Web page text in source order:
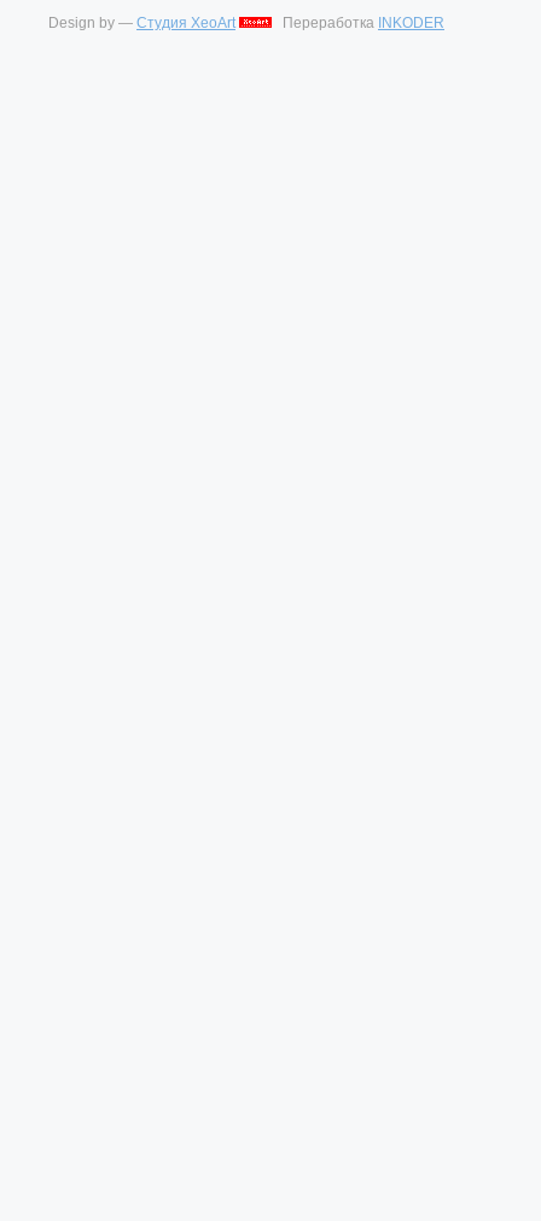
Design by — Студия XeoArt Переработка INKODER